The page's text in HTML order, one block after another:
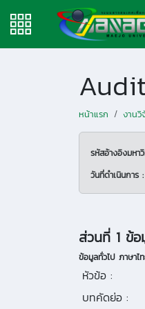
หน้าแรก งานวิ
รหัสอ้างอิงมหา
วันที่ดำเนินการ :
ส่วนที่ 1 ข้อ
ข้อมูลทั่วไป ภาษาไ
หัวข้อ :
บทคัดย่อ :